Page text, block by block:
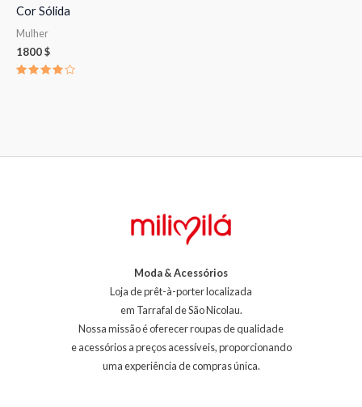
Cor Sólida
Mulher
1800$
Moda & Acessórios
Loja de prêt-à-porter localizada
em Tarrafal de São Nicolau.
Nossa missão é oferecer roupas de qualidade
e acessórios a preços acessíveis, proporcionando
uma experiência de compras única.